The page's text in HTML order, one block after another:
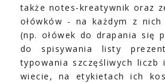
także notes-kreatywnik oraz
ołówków - na każdym z
(np. ołówek do drapania się
do spisywania listy
typowania szczęśliwych liczb
wiecie, na etykietach ich